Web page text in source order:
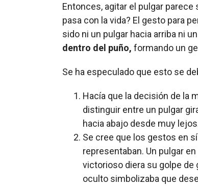
Entonces, agitar el pulgar
pasa con la vida? El gesto para
sido ni un pulgar hacia arriba ni
dentro del puño, formando un
Se ha especulado que esto se
Hacía que la decisión de la
distinguir entre un pulgar
hacia abajo desde muy
Se cree que los gestos en
representaban. Un pulgar
victorioso diera su golpe de
oculto simbolizaba que